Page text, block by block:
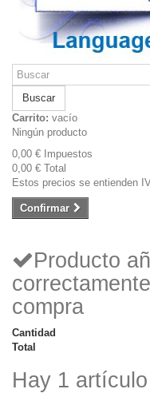
Buscar
Carrito: vacío
Ningún producto
0,00 € Impuestos
0,00 € Total
Estos precios se entienden
Confirmar
Producto
compra
Cantidad
Total
Hay 1